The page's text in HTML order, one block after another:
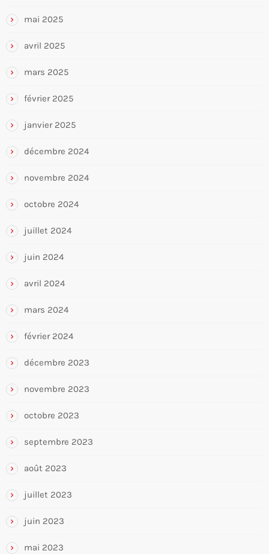
mai 2025
avril 2025
mars 2025
février 2025
janvier 2025
décembre 2024
novembre 2024
octobre 2024
juillet 2024
juin 2024
avril 2024
mars 2024
février 2024
décembre 2023
novembre 2023
octobre 2023
septembre 2023
août 2023
juillet 2023
juin 2023
mai 2023